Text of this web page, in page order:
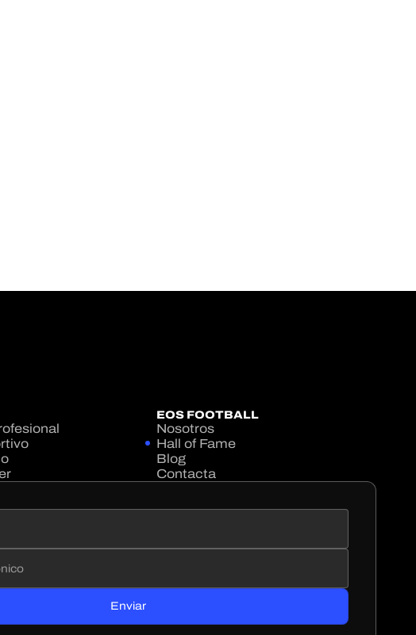
EOS FOOTBALL
Nosotros
Hall of Fame
Blog
Contacta